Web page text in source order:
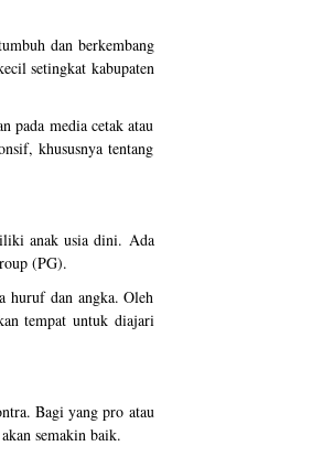
dan berkembang
setingkat kabupaten
pada media cetak atau
khususnya tentang
anak usia dini. Ada
(PG).
huruf dan angka. Oleh
tempat untuk diajari
Bagi yang pro atau
semakin baik.